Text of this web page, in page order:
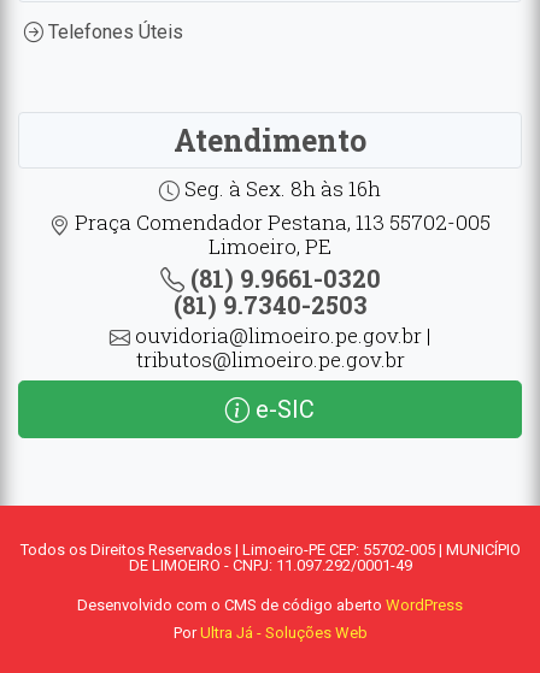
Telefones Úteis
Atendimento
Seg. à Sex. 8h às 16h
Praça Comendador Pestana, 113 55702-005
Limoeiro, PE
(81) 9.9661-0320
(81) 9.7340-2503
ouvidoria@limoeiro.pe.gov.br |
tributos@limoeiro.pe.gov.br
e-SIC
Todos os Direitos Reservados | Limoeiro-PE CEP: 55702-005 | MUNICÍPIO
DE LIMOEIRO - CNPJ: 11.097.292/0001-49
Desenvolvido com o CMS de código aberto WordPress
PorUltra Já - Soluções Web